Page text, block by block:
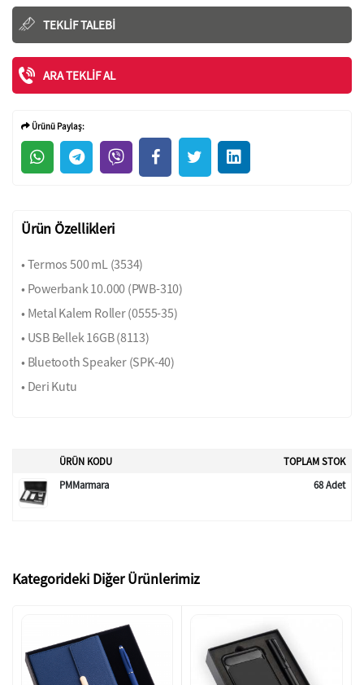
TEKLIF TALEBI
ARA TEKLIF AL
Ürünü Paylaş:
Ürün Özellikleri
• Termos 500 mL (3534)
• Powerbank 10.000 (PWB-310)
• Metal Kalem Roller (0555-35)
• USB Bellek 16GB (8113)
• Bluetooth Speaker (SPK-40)
• Deri Kutu
ÜRÜN KODU
TOPLAM STOK
PMMarmara
68 Adet
Kategorideki Diğer Ürünlerimiz